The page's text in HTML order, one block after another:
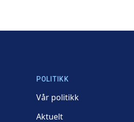
POLITIKK
Vår politikk
Aktuelt